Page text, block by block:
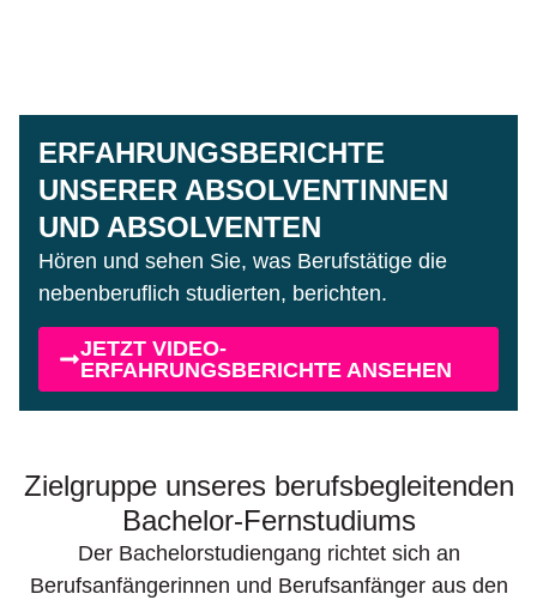
ERFAHRUNGSBERICHTE
UNSERER ABSOLVENTINNEN
UND ABSOLVENTEN
Hören und sehen Sie, was Berufstätige die
nebenberuflich studierten, berichten.
JETZT VIDEO-
ERFAHRUNGSBERICHTE ANSEHEN
Zielgruppe unseres berufsbegleitenden
Bachelor-Fernstudiums
Der Bachelorstudiengang richtet sich an
Berufsanfängerinnen und Berufsanfänger aus den